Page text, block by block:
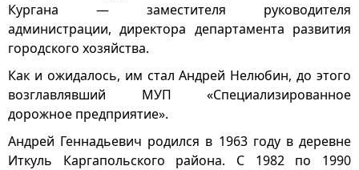
Кургана — заместителя руководителя
администрации, директора департамента развития
городского хозяйства.
Как и ожидалось, им стал Андрей Нелюбин, до этого
возглавлявший МУП «Специализированное
дорожное предприятие».
Андрей Геннадьевич родился в 1963 году в деревне
Иткуль Каргапольского района. С 1982 по 1990